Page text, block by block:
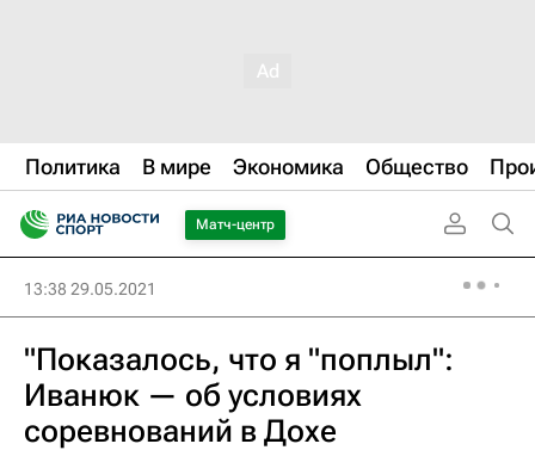
Политика В мире Экономика Общество
Матч-центр
13:38 29.05.2021
"Показалось, что я "поплыл":
Иванюк — об условиях
соревнований в Дохе